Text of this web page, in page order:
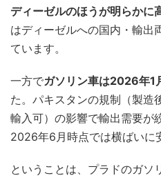
ディーゼルのほうが明らかに
はディーゼルへの国内・輸出
ています。
一方でガソリン車は2026年1
た。パキスタンの規制（製造
輸入可）の影響で輸出需要が
2026年6月時点では横ばいに
ということは、プラドのガ